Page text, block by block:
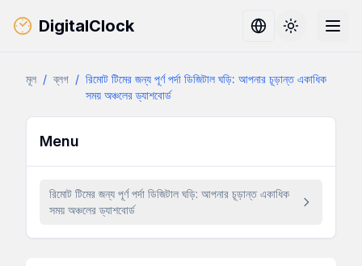
DigitalClock Toggle
মূল / ব্লগ / রিমোট টিমের জন্য পূর্ণ পর্দা ডিজিটাল ঘড়ি: আপনার চূড়ান্ত একাধিক
সময় অঞ্চলের ড্যাশবোর্ড
Menu
রিমোট টিমের জন্য পূর্ণ পর্দা ডিজিটাল ঘড়ি: আপনার চূড়ান্ত একাধিক
সময় অঞ্চলের ড্যাশবোর্ড